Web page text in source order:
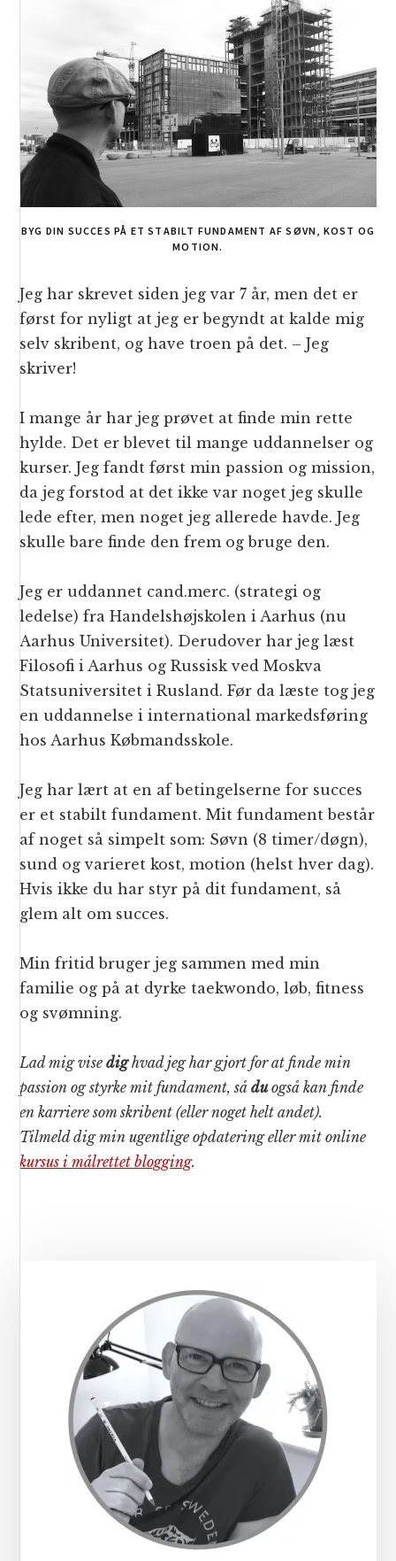
BYG DIN SUCCES PÅ ET STABILT FUNDAMENT AF SØVN, KOST OG
MOTION.
Jeg har skrevet siden jeg var 7 år, men det er
først for nyligt at jeg er begyndt at kalde mig
selv skribent, og have troen på det. – Jeg
skriver!
I mange år har jeg prøvet at finde min rette
hylde. Det er blevet til mange uddannelser og
kurser. Jeg fandt først min passion og mission,
da jeg forstod at det ikke var noget jeg skulle
lede efter, men noget jeg allerede havde. Jeg
skulle bare finde den frem og bruge den.
Jeg er uddannet cand.merc. (strategi og
ledelse) fra Handelshøjskolen i Aarhus (nu
Aarhus Universitet). Derudover har jeg læst
Filosofi i Aarhus og Russisk ved Moskva
Statsuniversitet i Rusland. Før da læste tog jeg
en uddannelse i international markedsføring
hos Aarhus Købmandsskole.
Jeg har lært at en af betingelserne for succes
er et stabilt fundament. Mit fundament består
af noget så simpelt som: Søvn (8 timer/døgn),
sund og varieret kost, motion (helst hver dag).
Hvis ikke du har styr på dit fundament, så
glem alt om succes.
Min fritid bruger jeg sammen med min
familie og på at dyrke taekwondo, løb, fitness
og svømning.
Lad mig visedighvad jeg har gjort for at finde min
passion og styrke mit fundament, såduogså kan finde
en karriere som skribent (eller noget helt andet).
Tilmeld dig min ugentlige opdatering eller mit online
kursus i målrettet blogging.